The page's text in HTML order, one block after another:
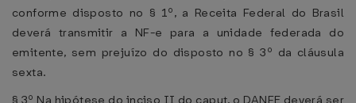
conforme disposto no § 1º, a Receita Federal do Brasil
deverá transmitir a NF-e para a unidade federada do
emitente, sem prejuízo do disposto no § 3º da cláusula
sexta.
§ 3º Na hipótese do inciso II do caput, o DANFE deverá ser